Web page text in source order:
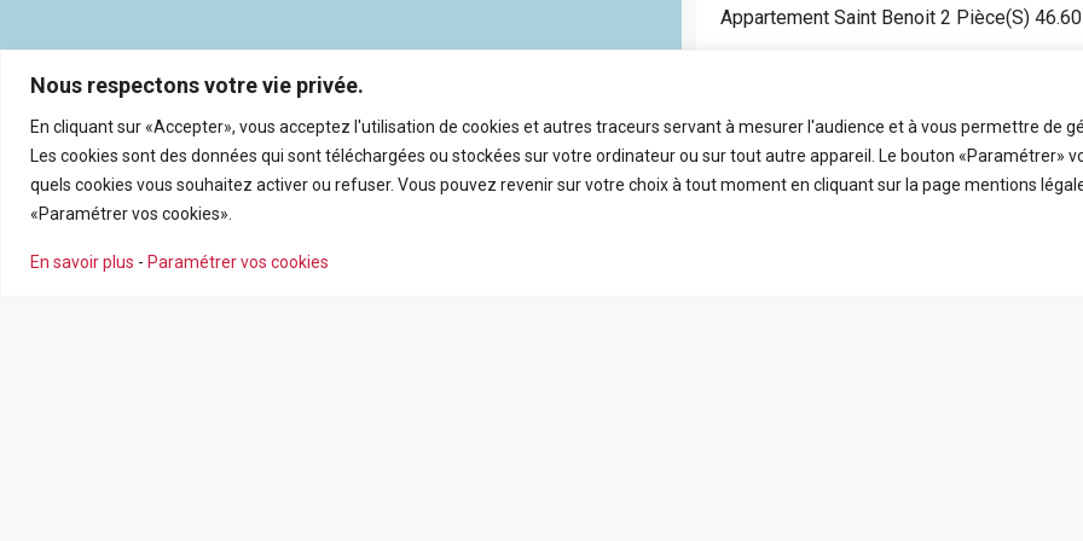
Nous respectons votre vie privée.
En cliquant sur «Accepter», vous acceptez l'utilisation de cookies et autres traceurs servant à mesurer l'audience et à vous permettre de
Les cookies sont des données qui sont téléchargées ou stockées sur votre ordinateur ou sur tout autre appareil. Le bouton «Paramétrer»
quels cookies vous souhaitez activer ou refuser. Vous pouvez revenir sur votre choix à tout moment en cliquant sur la page mentions
«Paramétrer vos cookies».
En savoir plus - Paramétrer vos cookies
Appartement Saint Benoit 2 Pièce(s)
2
Pièces
FDA7472
Référence
46.6
m2